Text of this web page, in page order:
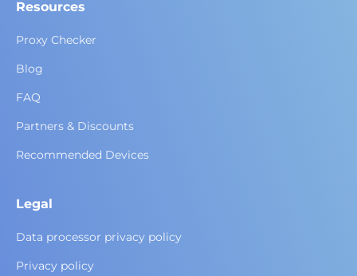
Resources
Proxy Checker
Blog
FAQ
Partners & Discounts
Recommended Devices
Legal
Data processor privacy policy
Privacy policy